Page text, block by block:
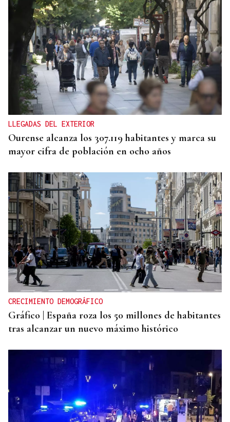
ENTREVISTA
Jorge Vázquez: "Nuestro objetivo a 2028 es crecer
creando valor para el accionista y para el equipo
que lo hace posible"
LLEGADAS DEL EXTERIOR
Ourense alcanza los 307.119 habitantes y marca su
mayor cifra de población en ocho años
CRECIMIENTO DEMOGRÁFICO
Gráfico | España roza los 50 millones de habitantes
tras alcanzar un nuevo máximo histórico